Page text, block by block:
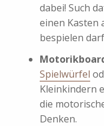
dabei! Such
einen Kasten
bespielen
Spielwürfel
Kleinkindern
die
Denken.